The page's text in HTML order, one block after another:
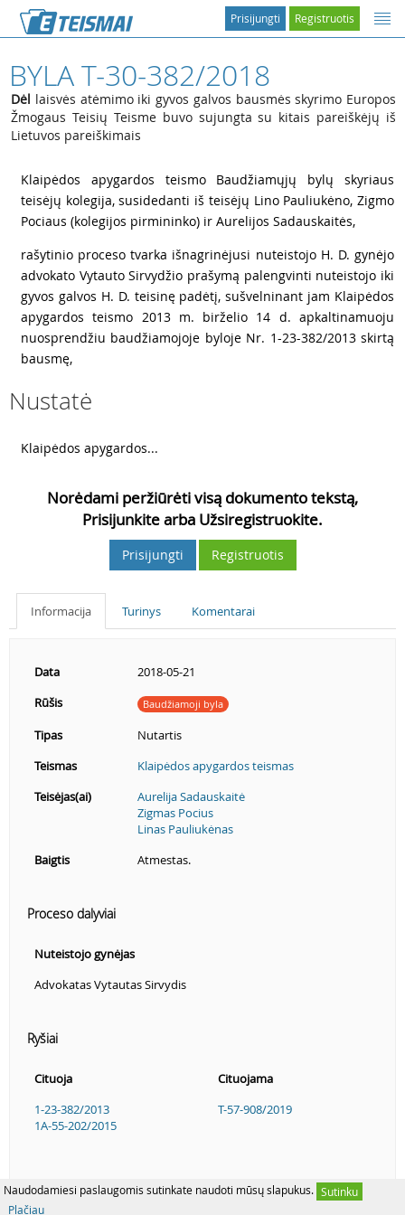
Naudodamiesi paslaugomis sutinkate naudoti mūsų slapukus. Sutinku
Plačiau
Registruotis
Prisijungti
BYLA T-30-382/2018
Dėl laisvės atėmimo iki gyvos galvos bausmės skyrimo Europos
Žmogaus Teisių Teisme buvo sujungta su kitais pareiškėjų iš
Lietuvos pareiškimais
Klaipėdos apygardos teismo Baudžiamųjų bylų skyriaus
teisėjų kolegija, susidedanti iš teisėjų Lino Pauliukėno, Zigmo
Pociaus (kolegijos pirmininko) ir Aurelijos Sadauskaitės,
rašytinio proceso tvarka išnagrinėjusi nuteistojo H. D. gynėjo
advokato Vytauto Sirvydžio prašymą palengvinti nuteistojo iki
gyvos galvos H. D. teisinę padėtį, sušvelninant jam Klaipėdos
apygardos teismo 2013 m. birželio 14 d. apkaltinamuoju
nuosprendžiu baudžiamojoje byloje Nr. 1-23-382/2013 skirtą
bausmę,
Nustatė
Klaipėdos apygardos...
Norėdami peržiūrėti visą dokumento tekstą,
Prisijunkite arba Užsiregistruokite.
Prisijungti Registruotis
Informacija Turinys Komentarai
Data
2018-05-21
Rūšis
Baudžiamoji byla
Tipas
Nutartis
Teismas
Klaipėdos apygardos teismas
Teisėjas(ai)
Aurelija Sadauskaitė
Zigmas Pocius
Linas Pauliukėnas
Baigtis
Atmestas.
Proceso dalyviai
Nuteistojo gynėjas
Advokatas Vytautas Sirvydis
Ryšiai
Cituoja
Cituojama
1-23-382/2013
1A-55-202/2015
T-57-908/2019